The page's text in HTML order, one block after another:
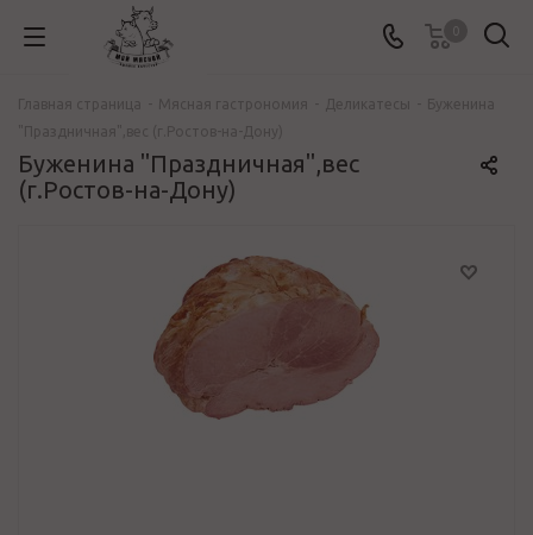
Буженина "Праздничная",вес
(г.Ростов-на-Дону)